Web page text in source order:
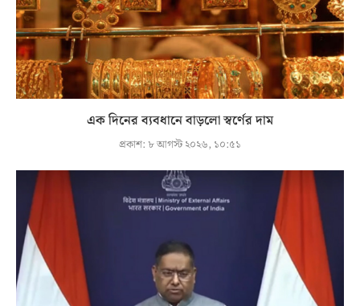
এক দিনের ব্যবধানে বাড়লো স্বর্ণের দাম
প্রকাশ: ৮ আগস্ট ২০২৬, ১০:৫১